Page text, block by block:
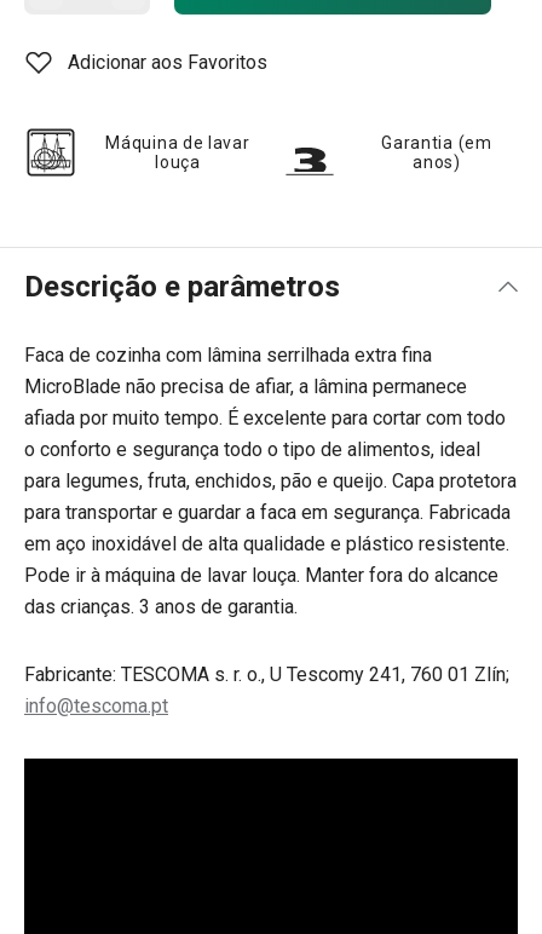
Adicionar aos Favoritos
Máquina de lavar
louça
Garantia (em
anos)
Descrição e parâmetros
Faca de cozinha com lâmina serrilhada extra fina
MicroBlade não precisa de afiar, a lâmina permanece
afiada por muito tempo. É excelente para cortar com todo
o conforto e segurança todo o tipo de alimentos, ideal
para legumes, fruta, enchidos, pão e queijo. Capa protetora
para transportar e guardar a faca em segurança. Fabricada
em aço inoxidável de alta qualidade e plástico resistente.
Pode ir à máquina de lavar louça. Manter fora do alcance
das crianças. 3 anos de garantia.
Fabricante: TESCOMA s. r. o., U Tescomy 241, 760 01 Zlín;
info@tescoma.pt